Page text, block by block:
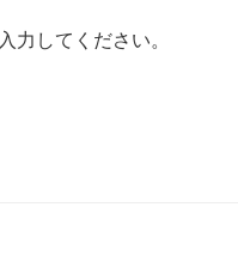
してください。